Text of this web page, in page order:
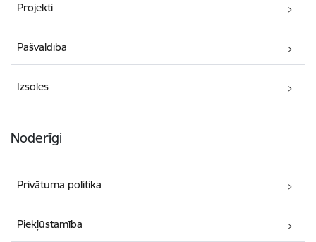
Projekti
Pašvaldība
Izsoles
Noderīgi
Privātuma politika
Piekļūstamība